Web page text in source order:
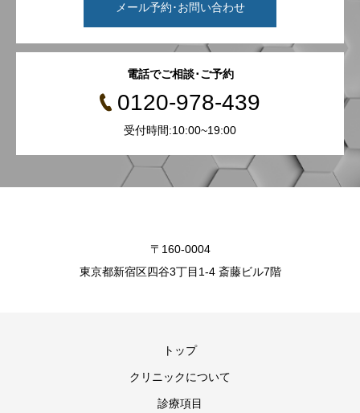
メール予約･お問い合わせ
電話でご相談･ご予約
0120-978-439
受付時間:10:00~19:00
〒160-0004
東京都新宿区四谷3丁目1-4 斎藤ビル7階
トップ
クリニックについて
診療項目